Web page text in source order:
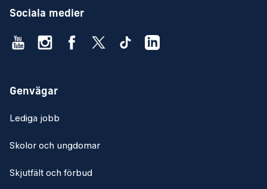
Sociala medier
Genvägar
Lediga jobb
Skolor och ungdomar
Skjutfält och förbud